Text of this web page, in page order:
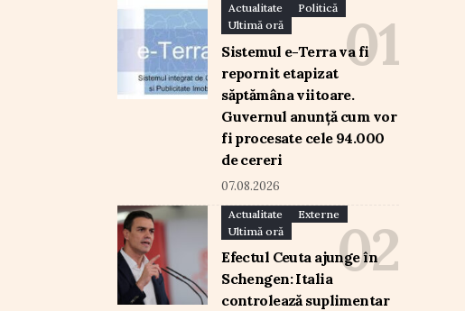
Actualitate
Politică
Ultimă oră
Sistemul e-Terra va fi
repornit etapizat
săptămâna viitoare.
Guvernul anunță cum vor
fi procesate cele 94.000
de cereri
07.08.2026
Actualitate
Externe
Ultimă oră
Efectul Ceuta ajunge în
Schengen: Italia
controlează suplimentar